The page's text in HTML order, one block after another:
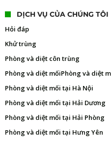
DỊCH VỤ CỦA CHÚNG TÔI
Hỏi đáp
Khử trùng
Phòng và diệt côn trùng
Phòng và diệt mốiPhòng và diệt
Phòng và diệt mối tại Hà Nội
Phòng và diệt mối tại Hải Dương
Phòng và diệt mối tại Hải Phòng
Phòng và diệt mối tại Hưng Yên